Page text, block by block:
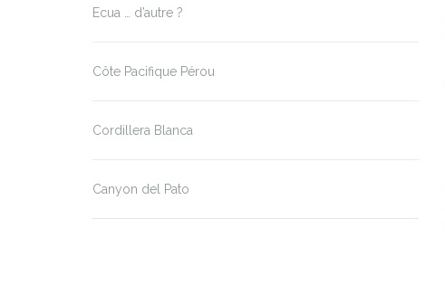
Ecua … d’autre ?
Côte Pacifique Pérou
Cordillera Blanca
Canyon del Pato